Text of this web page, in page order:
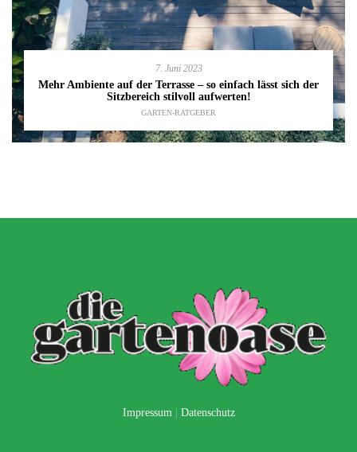
7. Juni 2023
Mehr Ambiente auf der Terrasse – so einfach lässt sich der
Sitzbereich stilvoll aufwerten!
GARTEN-RATGEBER
Impressum Datenschutz